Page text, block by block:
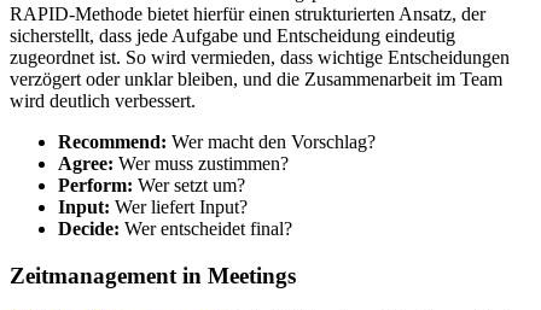
RAPID-Methode bietet hierfür einen strukturierten Ansatz, der
sicherstellt, dass jede Aufgabe und Entscheidung eindeutig
zugeordnet ist. So wird vermieden, dass wichtige Entscheidungen
verzögert oder unklar bleiben, und die Zusammenarbeit im Team
wird deutlich verbessert.
Recommend: Wer macht den Vorschlag?
Agree: Wer muss zustimmen?
Perform: Wer setzt um?
Input: Wer liefert Input?
Decide: Wer entscheidet final?
Zeitmanagement in Meetings